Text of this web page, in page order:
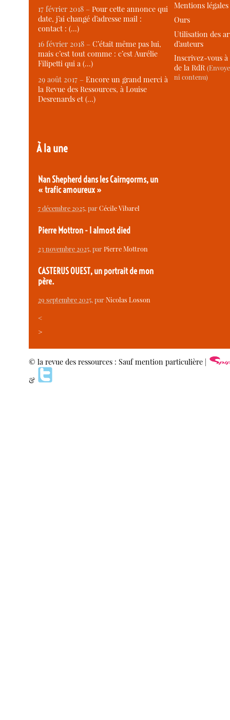
17 février 2018 –Pour cette annonce qui
date, j’ai changé d’adresse mail :
contact : (…)
16 février 2018 –C’était même pas lui,
mais c’est tout comme : c’est Aurélie
Filipetti qui a (…)
29 août 2017 –Encore un grand merci à
la Revue des Ressources, à Louise
Desrenards et (…)
À la une
Nan Shepherd dans les Cairngorms, un
« trafic amoureux »
7 décembre 2025, parCécile Vibarel
Pierre Mottron - I almost died
23 novembre 2025, parPierre Mottron
CASTERUS OUEST, un portrait de mon
père.
29 septembre 2025, parNicolas Losson
<
>
Mentions légales
Ours
Utilisation des
d’auteurs
Inscrivez-vous
de la RdR
ni contenu)
© la revue des ressources : Sauf mention particulière |
&